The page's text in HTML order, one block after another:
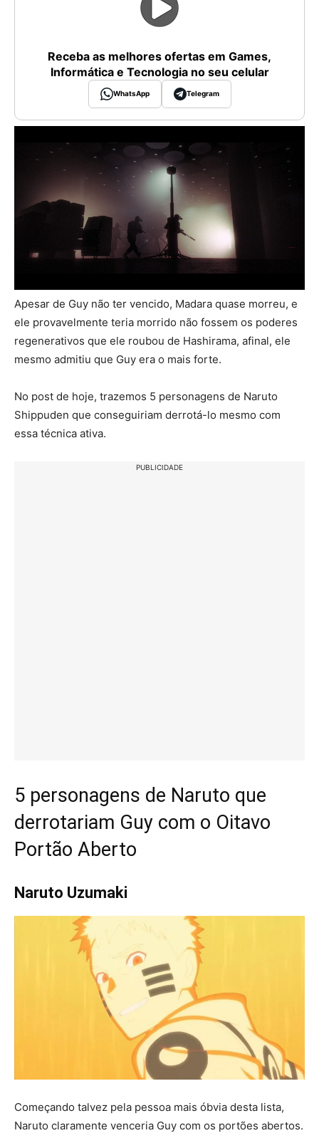
Receba as melhores ofertas em Games,
Informática e Tecnologia no seu celular
WhatsApp Telegram
Apesar de Guy não ter vencido, Madara quase morreu, e
ele provavelmente teria morrido não fossem os poderes
regenerativos que ele roubou de Hashirama, afinal, ele
mesmo admitiu que Guy era o mais forte.
No post de hoje, trazemos 5 personagens de Naruto
Shippuden que conseguiriam derrotá-lo mesmo com
essa técnica ativa.
PUBLICIDADE
5 personagens de Naruto que
derrotariam Guy com o Oitavo
Portão Aberto
Naruto Uzumaki
Começando talvez pela pessoa mais óbvia desta lista,
Naruto claramente venceria Guy com os portões abertos.